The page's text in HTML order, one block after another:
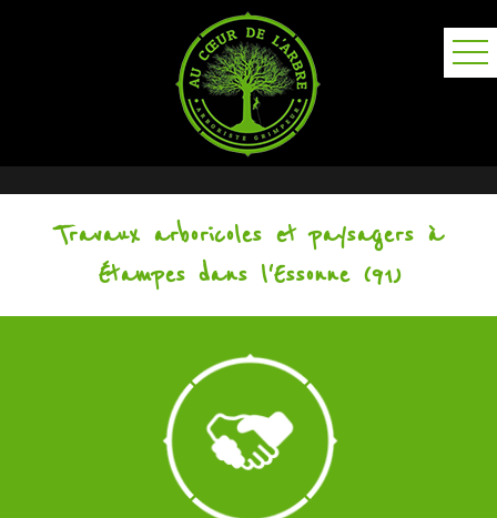
Travaux arboricoles et paysagers à
Étampes dans l'Essonne (91)